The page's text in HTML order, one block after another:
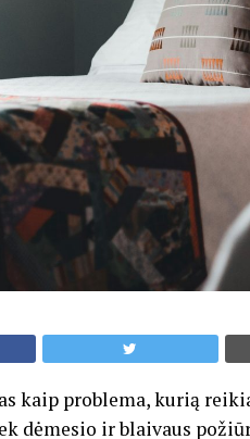
kaip problema, kurią
dėmesio ir blaivaus